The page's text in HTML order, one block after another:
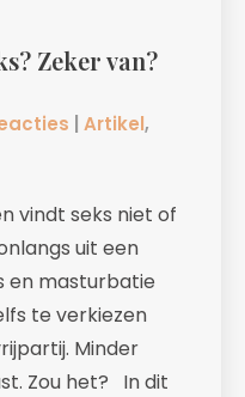
Zeker van?
| Artikel,
vindt seks niet of
uit een
en masturbatie
te verkiezen
Minder
Zou het? In dit